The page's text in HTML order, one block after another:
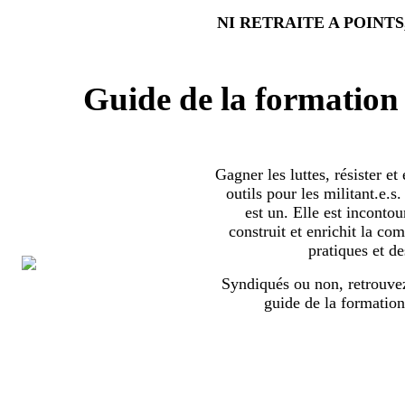
NI RETRAITE A
Guide de la
Gagner les luttes, résister et
outils pour les
est un. Elle est
construit et enrichit la
pratiques et
Syndiqués ou non,
guide de la